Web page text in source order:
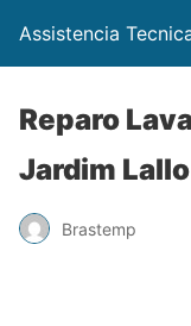
Assistencia
Reparo
Jardim Lallo
Brastemp